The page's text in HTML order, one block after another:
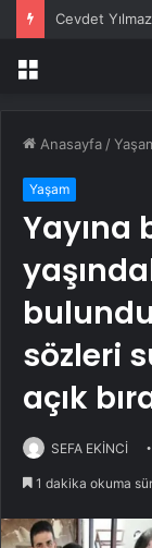
Menü
Anasayfa /
Yaşam
Yayına
sözleri
açık
SEFA EKİNCİ
1 dakika okuma